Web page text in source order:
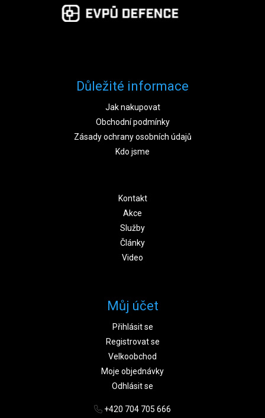
Důležité informace
Jak nakupovat
Obchodní podmínky
Zásady ochrany osobních údajů
Kdo jsme
Kontakt
Akce
Služby
Články
Video
Můj účet
Přihlásit se
Registrovat se
Velkoobchod
Moje objednávky
Odhlásit se
+420 704 705 666